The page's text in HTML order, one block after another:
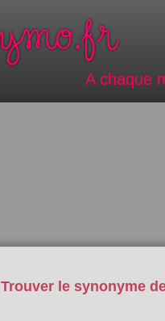
A chaque
Trouver le synonyme